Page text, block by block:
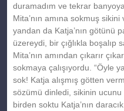
duramadım ve tekrar
Mita’nın amına sokmuş sikini
yandan da Katja’nın götünü
üzereydi, bir çığlıkla boşalıp
Mita’nın amından çıkarır
sokmaya çalışıyordu. “Öyle
sok! Katja alışmış götten
sözümü dinledi, sikinin
birden soktu Katja’nın